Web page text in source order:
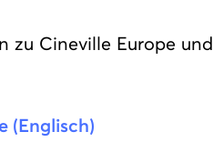
Cineville Europe
(Englisch)